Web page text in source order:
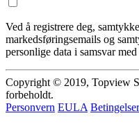
Ved å registrere deg,
markedsføringsemails og
personlige data i samsvar
Copyright © 2019, Topview
forbeholdt.
Personvern EULA